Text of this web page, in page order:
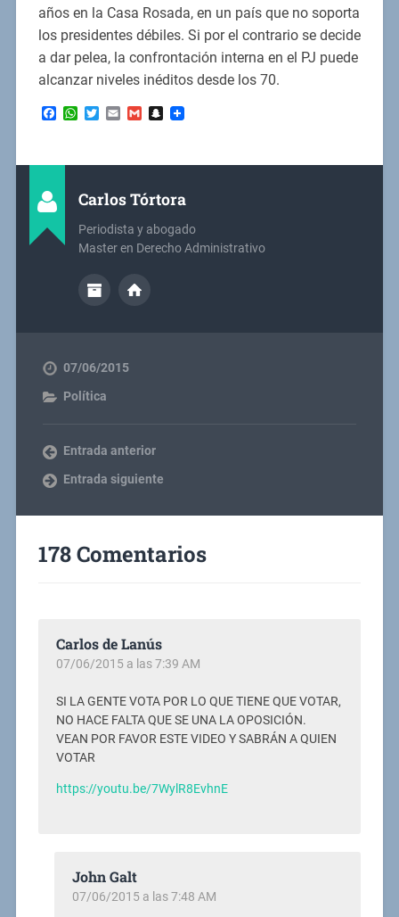
años en la Casa Rosada, en un país que no soporta
los presidentes débiles. Si por el contrario se decide
a dar pelea, la confrontación interna en el PJ puede
alcanzar niveles inéditos desde los 70.
Facebook
WhatsApp
Twitter
EmailGmailSnapchat
Carlos Tórtora
Periodista y abogado
Master en Derecho Administrativo
07/06/2015
Política
Entrada anterior
Entrada siguiente
178 Comentarios
Carlos de Lanús
07/06/2015 a las 7:39 AM
SI LA GENTE VOTA POR LO QUE TIENE QUE VOTAR,
NO HACE FALTA QUE SE UNA LA OPOSICIÓN.
VEAN POR FAVOR ESTE VIDEO Y SABRÁN A QUIEN
VOTAR
https://youtu.be/7WylR8EvhnE
John Galt
07/06/2015 a las 7:48 AM